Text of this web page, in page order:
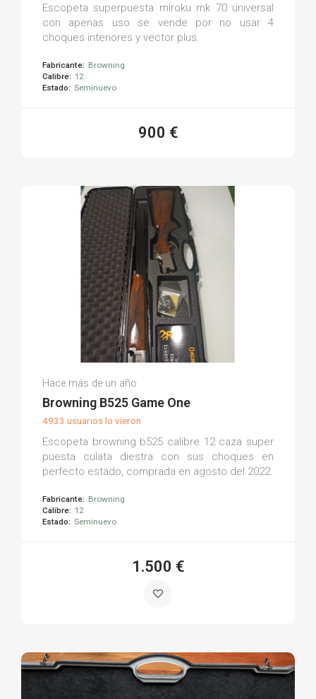
Escopeta superpuesta miroku mk 70 universal
con apenas uso se vende por no usar 4
choques interiores y vector plus.
Fabricante: Browning
Calibre: 12
Estado: Seminuevo
900 €
José L.
(0)
Hace más de un año
Browning B525 Game One
4933 usuarios lo vieron
Escopeta browning b525 calibre 12 caza super
puesta culata diestra con sus choques en
perfecto estado, comprada en agosto del 2022.
Fabricante: Browning
Calibre: 12
Estado: Seminuevo
1.500 €